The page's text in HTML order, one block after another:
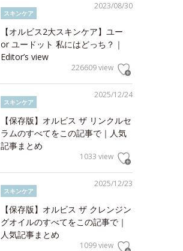
2023/08/30
スキンケア
【オルビス2大スキンケア】ユー
or ユードット 私にはどっち？｜
Editor’s view
226609 view
2025/12/24
スキンケア
【保存版】オルビス ザ リンクルセ
ラムのすべてをこの記事で｜人気
記事まとめ
1033 view
2025/12/23
スキンケア
【保存版】オルビス ザ クレンジン
グオイルのすべてをこの記事で｜
人気記事まとめ
1099 view